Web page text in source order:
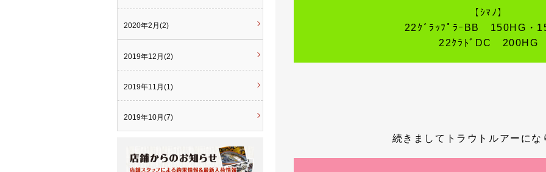
【ｼﾏﾉ】
22ｸﾞﾗｯﾌﾟﾗｰBB 150HG・
22ｸﾗﾄﾞDC 200HG
続きましてトラウトルアーにな
2020年2月(2)
2019年12月(2)
2019年11月(1)
2019年10月(7)